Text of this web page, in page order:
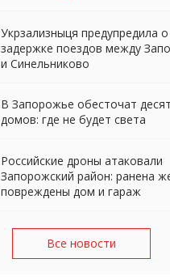
Укрзализныця предупредила о
задержке поездов между
и Синельниково
В Запорожье обесточат
домов: где не будет света
Российские дроны атаковали
Запорожский район: ранена
повреждены дом и гараж
Все новости